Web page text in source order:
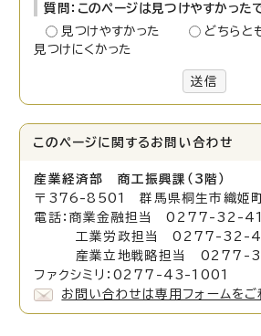
質問：このページは見つけやすかった
見つけやすかった
どちらと
見つけにくかった
送信
このページに関する お問い合わせ
産業経済部 商工振興課（3階）
〒376-8501 群馬県桐生市織姫
電話：商業金融担当 0277-32-
工業労政担当 0277-32-
産業立地戦略担当 0277-
ファクシミリ：0277-43-1001
お問い合わせは専用フォームをご